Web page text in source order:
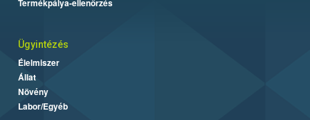
Termékpálya-ellenőrzés
Ügyintézés
Élelmiszer
Állat
Növény
Labor/Egyéb